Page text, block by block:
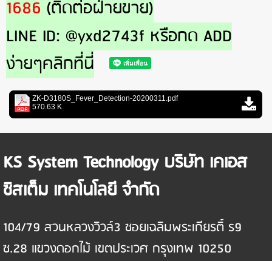
1686 (ติดต่อฝ่ายขาย)
LINE ID: @yxd2743f หรือกด ADD
ง่ายๆคลิกที่นี่
ZK-D3180S_Fever_Detection-20200311.pdf
570.63 K
KS System Technology บริษัท เคเอส
ซิสเต็ม เทคโนโลยี จำกัด
104/79 สวนหลวงวิวล์3 ซอยเฉลิมพระเกียรติ์ ร9
ซ.28 แขวงดอกไม้ เขตประเวศ กรุงเทพ 10250